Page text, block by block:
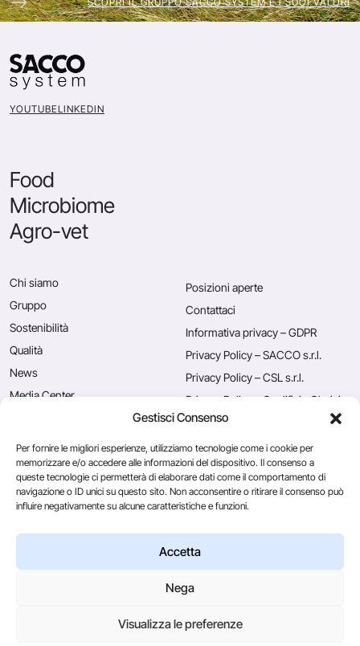
Gestisci Consenso
Per fornire le migliori esperienze, utilizziamo tecnologie come i cookie per
memorizzare e/o accedere alle informazioni del dispositivo. Il consenso a
queste tecnologie ci permetterà di elaborare dati come il comportamento di
navigazione o ID unici su questo sito. Non acconsentire o ritirare il consenso può
influire negativamente su alcune caratteristiche e funzioni.
Accetta
Nega
Visualizza le preferenze
YOUTUBELINKEDIN
Food
Microbiome
Agro-vet
Chi siamo
Gruppo
Sostenibilità
Qualità
News
Media Center
Posizioni aperte
Contattaci
Informativa privacy – GDPR
Privacy Policy – SACCO s.r.l.
Privacy Policy – CSL s.r.l.
Privacy Policy – Caglificio Clerici
S.p.A.
Caglificio Clerici
Ingredients
Via Manzoni, 29/A 22071 Cadorago (Co) - P.IVA 01543570137